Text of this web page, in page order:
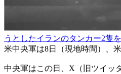
うとしたイランのタンカー2隻
米中央軍は8日（現地時間）、
中央軍はこの日、X（旧ツイッ